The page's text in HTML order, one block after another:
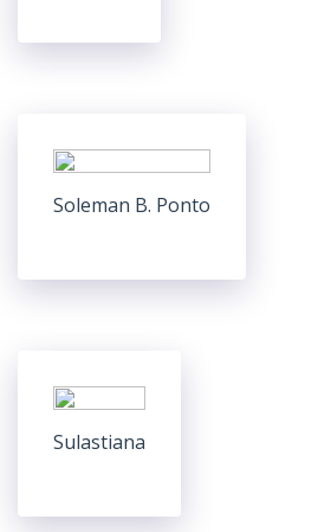
Soleman B. Ponto
Sulastiana